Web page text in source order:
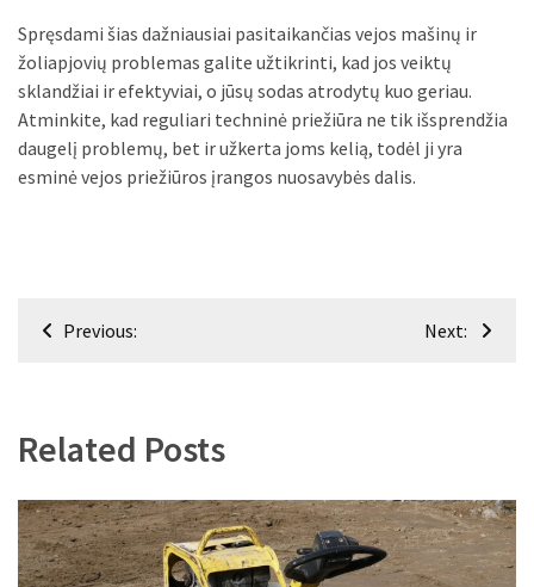
Spręsdami šias dažniausiai pasitaikančias vejos mašinų ir
žoliapjovių problemas galite užtikrinti, kad jos veiktų
sklandžiai ir efektyviai, o jūsų sodas atrodytų kuo geriau.
Atminkite, kad reguliari techninė priežiūra ne tik išsprendžia
daugelį problemų, bet ir užkerta joms kelią, todėl ji yra
esminė vejos priežiūros įrangos nuosavybės dalis.
Navigacija
Previous: Next:
Related Posts